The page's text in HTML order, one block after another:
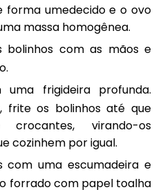
forma umedecido e o ovo
massa homogênea.
bolinhos com as mãos e
uma frigideira profunda.
frite os bolinhos até que
virando-os
cozinhem por igual.
com uma escumadeira e
forrado com papel toalha